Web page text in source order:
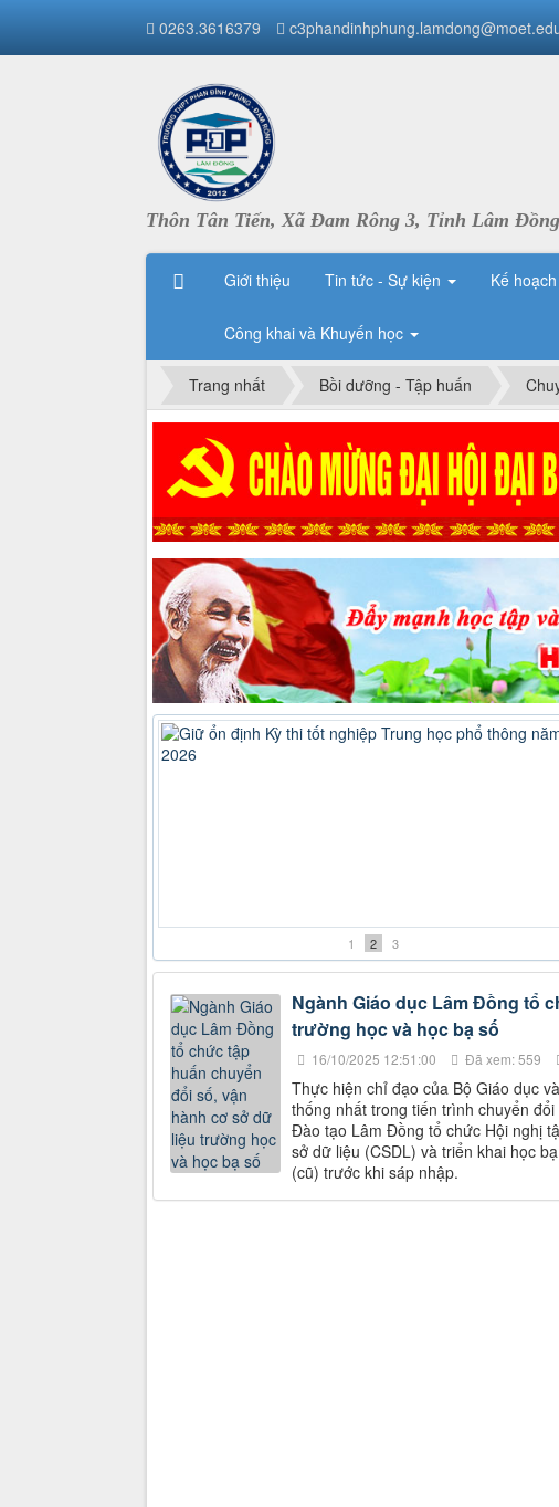
0263.3616379
Thôn Tân Tiến, Xã Đam Rông 3, Tỉnh Lâm Đồng
Giới thiệu Tin tức - Sự kiện Kế
Công khai và Khuyến học
Trang nhất Bồi dưỡng - Tập huấn
1 2 3
Ngành Giáo dục Lâm Đồng tổ
trường học và học bạ số
16/10/2025 12:51:00 Đã xem: 559
Thực hiện chỉ đạo của Bộ Giáo dục
thống nhất trong tiến trình chuyển
Đào tạo Lâm Đồng tổ chức Hội nghị
sở dữ liệu (CSDL) và triển khai học
(cũ) trước khi sáp nhập.